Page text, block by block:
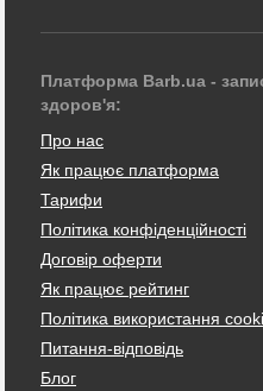
Платформа Barb.ua -
здоров'я:
Про нас
Як працює платформа
Тарифи
Політика конфіденційності
Договір оферти
Як працює рейтинг
Політика використання
Питання-відповідь
Блог